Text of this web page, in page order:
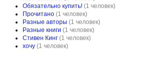
Обязательно купить! (1 человек)
Прочитано (1 человек)
Разные авторы (1 человек)
Разные книги (1 человек)
Стивен Кинг (1 человек)
хочу (1 человек)